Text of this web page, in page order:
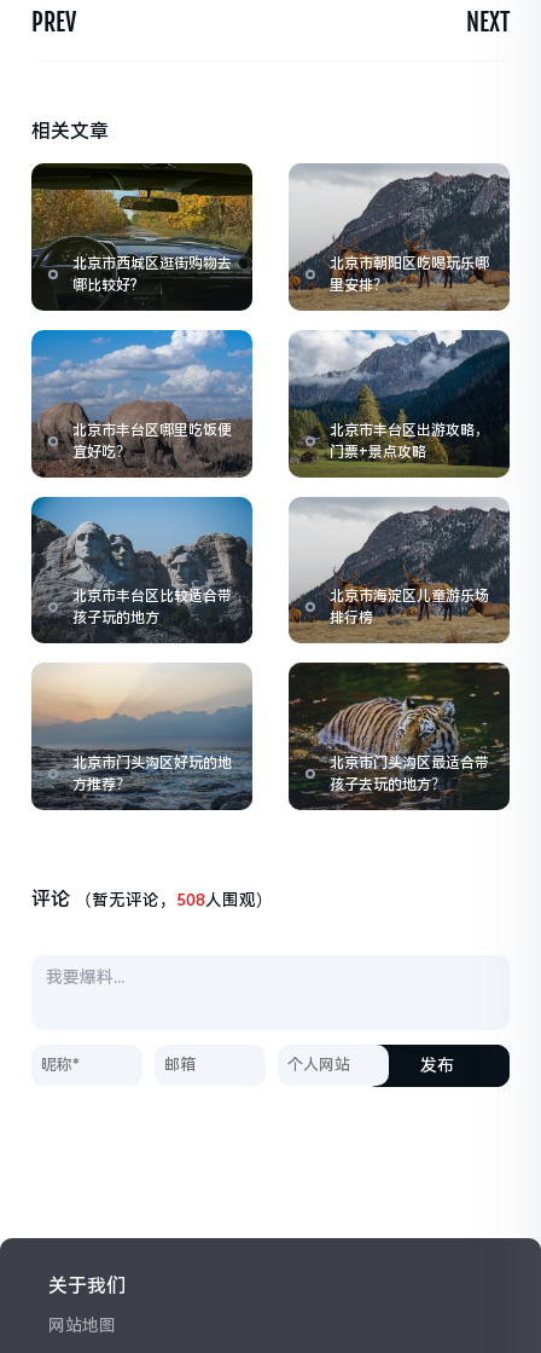
PREV NEXT
相关文章
北京市西城区逛街购物去
哪比较好?
北京市朝阳区吃喝玩乐哪
里安排？
北京市丰台区哪里吃饭便
宜好吃？
北京市丰台区出游攻略，
门票+景点攻略
北京市丰台区比较适合带
孩子玩的地方
北京市海淀区儿童游乐场
排行榜
北京市门头沟区好玩的地
方推荐？
北京市门头沟区最适合带
孩子去玩的地方？
评论 （暂无评论， 508人围观）
发布
关于我们
网站地图